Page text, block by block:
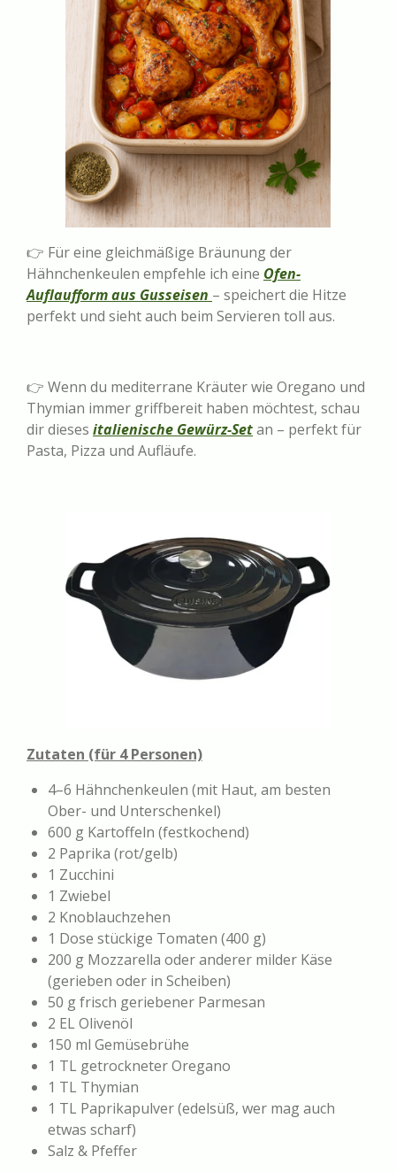
👉 Für eine gleichmäßige Bräunung der
Hähnchenkeulen empfehle ich eine Ofen-
Auflaufform aus Gusseisen – speichert die Hitze
perfekt und sieht auch beim Servieren toll aus.
👉 Wenn du mediterrane Kräuter wie Oregano und
Thymian immer griffbereit haben möchtest, schau
dir dieses italienische Gewürz-Setan – perfekt für
Pasta, Pizza und Aufläufe.
Zutaten (für 4 Personen)
4–6 Hähnchenkeulen (mit Haut, am besten
Ober- und Unterschenkel)
600 g Kartoffeln (festkochend)
2 Paprika (rot/gelb)
1 Zucchini
1 Zwiebel
2 Knoblauchzehen
1 Dose stückige Tomaten (400 g)
200 g Mozzarella oder anderer milder Käse
(gerieben oder in Scheiben)
50 g frisch geriebener Parmesan
2 EL Olivenöl
150 ml Gemüsebrühe
1 TL getrockneter Oregano
1 TL Thymian
1 TL Paprikapulver (edelsüß, wer mag auch
etwas scharf)
Salz & Pfeffer